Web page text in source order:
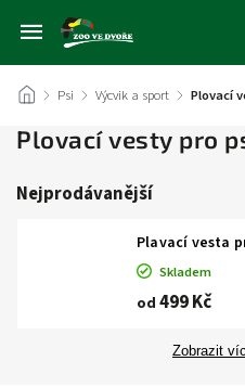
/ Psi / Výcvik a sport / Plovací
Plovací vesty pro
Nejprodávanější
Plavací vesta
Skladem
od 499 Kč
Zobrazit